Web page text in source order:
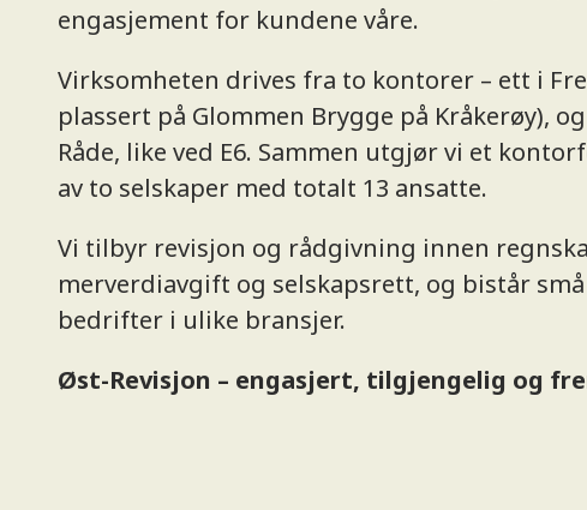
engasjement for kundene våre.
Virksomheten drives fra to kontorer – ett i
plassert på Glommen Brygge på Kråkerøy),
Råde, like ved E6. Sammen utgjør vi et
av to selskaper med totalt 13 ansatte.
Vi tilbyr revisjon og rådgivning innen
merverdiavgift og selskapsrett, og bistår
bedrifter i ulike bransjer.
Øst-Revisjon – engasjert, tilgjengelig og